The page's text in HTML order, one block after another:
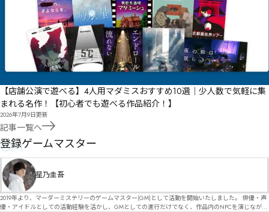
【店舗公演で遊べる】4人用マダミスおすすめ10選｜少人数で気軽に集
まれる名作！【初心者でも遊べる作品紹介！】
2026年7月9日更新
記事一覧へ
GM
登録ゲームマスター
星乃圭吾
2019年より、マーダーミステリーのゲームマスター(GM)として活動を開始いたしました。 俳優・声
優・アイドルとしての活動経験を活かし、GMとしての進行だけでなく、作品内のNPCを演じなが